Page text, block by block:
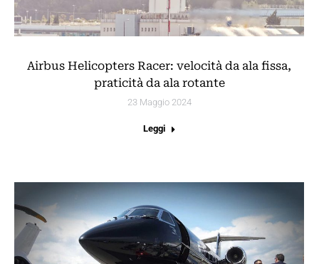
Airbus Helicopters Racer: velocità da ala fissa,
praticità da ala rotante
23 Maggio 2024
Leggi